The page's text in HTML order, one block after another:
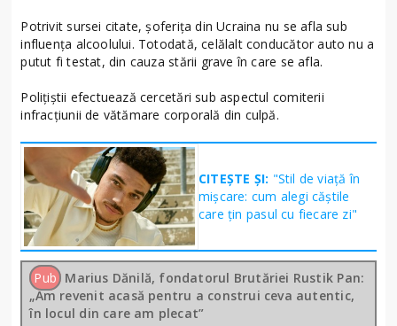
Potrivit sursei citate, şoferiţa din Ucraina nu se afla sub
influenţa alcoolului. Totodată, celălalt conducător auto nu a
putut fi testat, din cauza stării grave în care se afla.
Poliţiştii efectuează cercetări sub aspectul comiterii
infracţiunii de vătămare corporală din culpă.
CITEȘTE ȘI: "Stil de viață în
mișcare: cum alegi căștile
care țin pasul cu fiecare zi"
Pub Marius Dănilă, fondatorul Brutăriei Rustik Pan:
„Am revenit acasă pentru a construi ceva autentic,
în locul din care am plecat”